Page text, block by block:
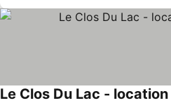
Le Clos Du Lac -